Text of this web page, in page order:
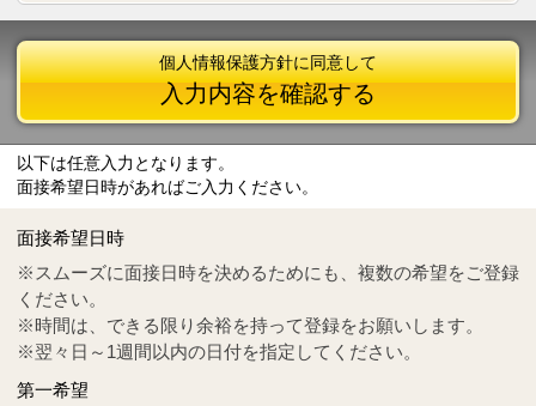
個人情報保護方針
Tel
0570-55-0314
個人情報保護方針に同意して
入力内容を確認する
以下は任意入力となります。
面接希望日時があればご入力ください。
面接希望日時
※スムーズに面接日時を決めるためにも、複数の希望をご登録
ください。
※時間は、できる限り余裕を持って登録をお願いします。
※翌々日～1週間以内の日付を指定してください。
第一希望